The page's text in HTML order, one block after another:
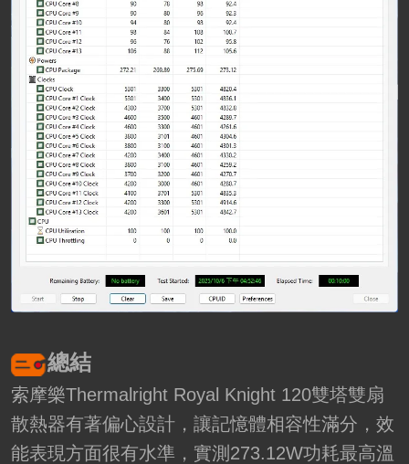
總結
索摩樂Thermalright Royal Knight 120雙塔雙扇
散熱器有著偏心設計，讓記憶體相容性滿分，效
能表現方面很有水準，實測273.12W功耗最高溫